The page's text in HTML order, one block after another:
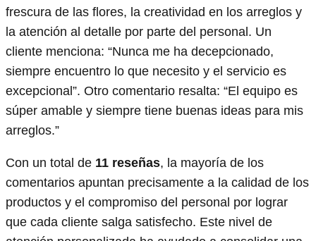
frescura de las flores, la creatividad en los arreglos y
la atención al detalle por parte del personal. Un
cliente menciona: “Nunca me ha decepcionado,
siempre encuentro lo que necesito y el servicio es
excepcional”. Otro comentario resalta: “El equipo es
súper amable y siempre tiene buenas ideas para mis
arreglos.”
Con un total de 11 reseñas, la mayoría de los
comentarios apuntan precisamente a la calidad de los
productos y el compromiso del personal por lograr
que cada cliente salga satisfecho. Este nivel de